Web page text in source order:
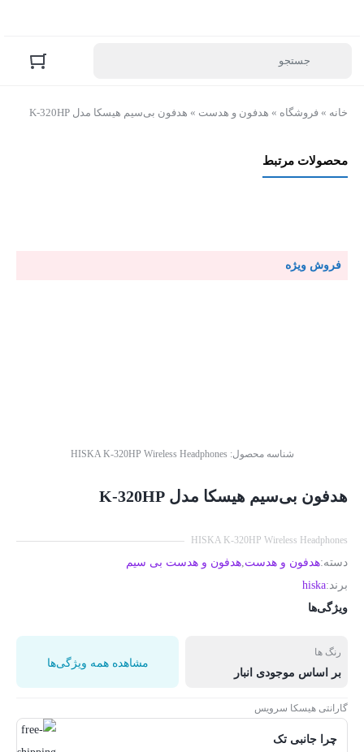
خانه » فروشگاه » هدفون و هدست » هدفون بی‌سیم هیسکا مدل K-320HP
محصولات مرتبط
فروش ویژه
شناسه محصول: HISKA K-320HP Wireless Headphones
هدفون بی‌سیم هیسکا مدل K-320HP
HISKA K-320HP Wireless Headphones
دسته:هدفون و هدست,هدفون و هدست بی سیم
برند:hiska
ویژگی‌ها
رنگ ها
بر اساس موجودی انبار
مشاهده همه ویژگی‌ها
گارانتی هیسکا سرویس
چرا جانبی تک